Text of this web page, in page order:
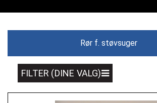
Rør f. støvsuger
FILTER (DINE VALG)